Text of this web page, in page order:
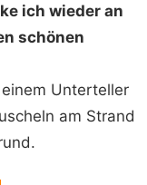
ich wieder an
schönen
Unterteller
am Strand